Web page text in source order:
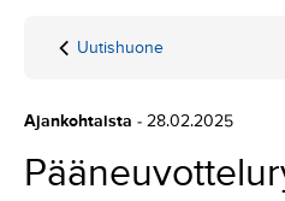
Etusivu
Uutishuone
Pääneuvotteluryhmän
Nybondas-Kankaalle
Ajankohtaista - 28.02.2025